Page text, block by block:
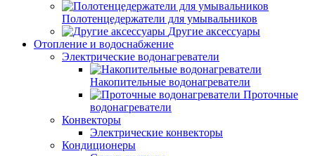
Полотенцедержатели для умывальников
Другие аксессуары
Отопление и водоснабжение
Электрические водонагреватели
Накопительные водонагреватели
Проточные
водонагреватели
Конвекторы
Электрические конвекторы
Кондиционеры